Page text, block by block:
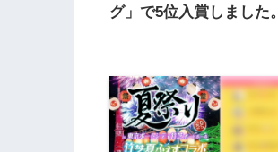
グ」で5位入賞しました。